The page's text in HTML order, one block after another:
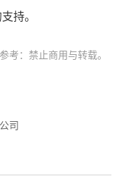
持。
考：禁止商用与转载。
司